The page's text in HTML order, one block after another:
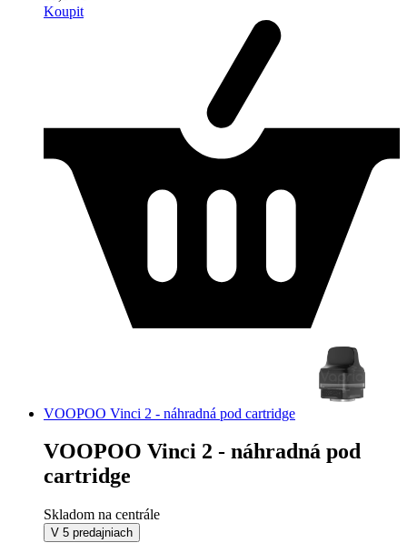
Koupit
VOOPOO Vinci 2 - náhradná pod cartridge
VOOPOO Vinci 2 - náhradná pod
cartridge
Skladom na centrále
V 5 predajniach